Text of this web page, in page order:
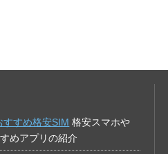
すめ格安SIM 格安スマホや
めアプリの紹介